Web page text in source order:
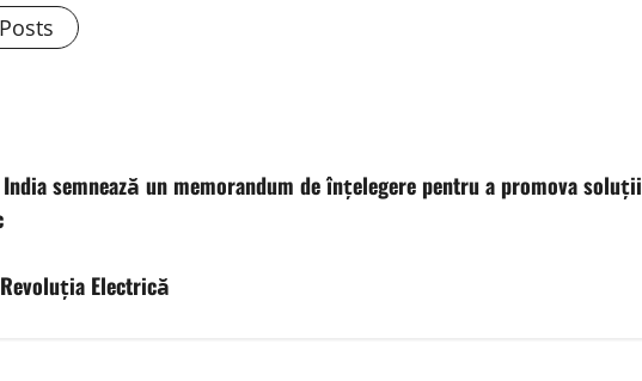
semnează un memorandum de înțelegere pentru a promova soluții
Electrică